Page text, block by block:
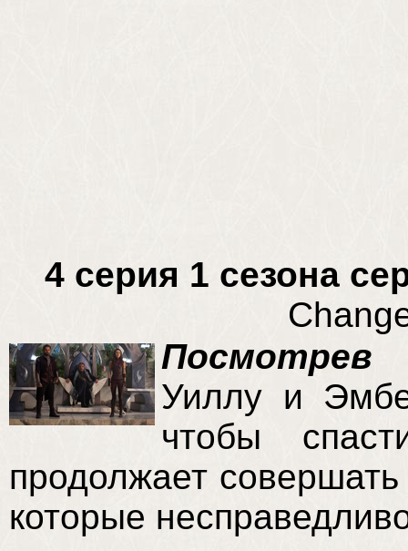
4 серия 1 сезона
Уиллу и
чтобы
продолжает
которые